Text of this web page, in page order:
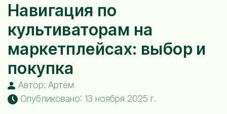
Навигация по
культиваторам на
маркетплейсах: выбор и
покупка
Автор: Артём
Опубликовано: 13 ноября 2025 г.